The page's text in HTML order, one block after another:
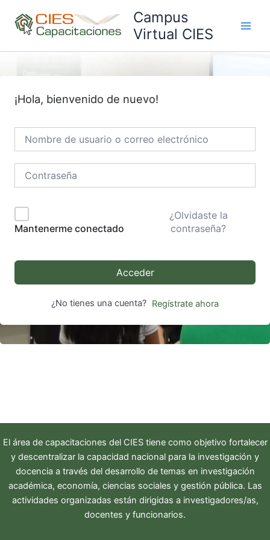
contenido
Campus
Virtual CIES
¡Hola, bienvenido de nuevo!
Mantenerme conectado
¿Olvidaste la
contraseña?
Acceder
¿No tienes una cuenta? Regístrate ahora
El área de capacitaciones del CIEStiene como objetivo fortalecer
y descentralizar la capacidad nacional para la investigación y
docencia a través del desarrollo de temas en investigación
académica, economía, ciencias sociales y gestión pública. Las
actividades organizadas están dirigidas a investigadores/as,
docentes y funcionarios.